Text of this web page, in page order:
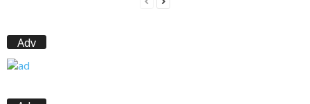
Adv